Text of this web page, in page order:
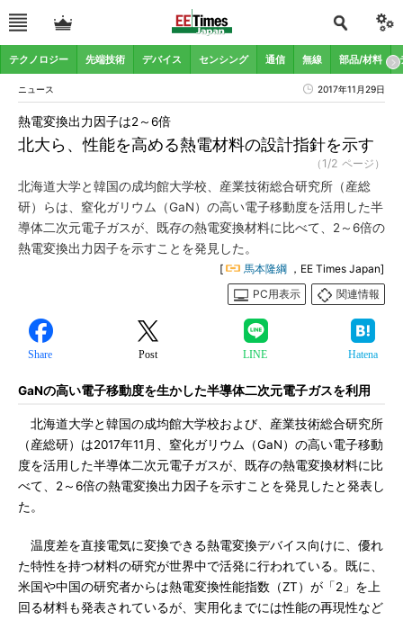
テクノロジー 先端技術 デバイス センシング 通信 無線 部品/材料
ニュース 2017年11月29日
北大ら、性能を高める熱電材料の設計指針を示す
熱電変換出力因子は2～6倍
（1/2 ページ）
北海道大学と韓国の成均館大学校、産業技術総合研究所（産総
研）らは、窒化ガリウム（GaN）の高い電子移動度を活用した半
導体二次元電子ガスが、既存の熱電変換材料に比べて、2～6倍の
熱電変換出力因子を示すことを発見した。
[ 馬本隆綱 ，EE Times Japan]
PC用表示
関連情報
Share Post LINE Hatena
GaNの高い電子移動度を生かした半導体二次元電子ガスを利用
北海道大学と韓国の成均館大学校および、産業技術総合研究所
（産総研）は2017年11月、窒化ガリウム（GaN）の高い電子移動
度を活用した半導体二次元電子ガスが、既存の熱電変換材料に比
べて、2～6倍の熱電変換出力因子を示すことを発見したと発表し
た。
温度差を直接電気に変換できる熱電変換デバイス向けに、優れ
た特性を持つ材料の研究が世界中で活発に行われている。既に、
米国や中国の研究者からは熱電変換性能指数（ZT）が「2」を上
回る材料も発表されているが、実用化までには性能の再現性など